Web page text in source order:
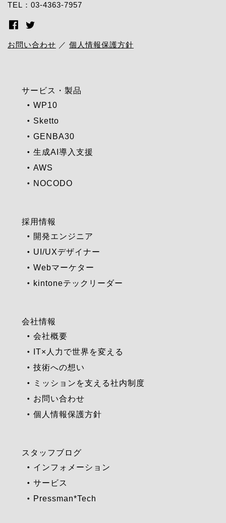
TEL：03-4363-7957
お問い合わせ ／ 個人情報保護方針
サービス・製品
WP10
Sketto
GENBA30
生成AI導入支援
AWS
NOCODO
採用情報
開発エンジニア
UI/UXデザイナー
Webマーケター
kintoneテックリーダー
会社情報
会社概要
IT×人力で世界を変える
技術への想い
ミッションを支える社内制度
お問い合わせ
個人情報保護方針
スタッフブログ
インフォメーション
サービス
Pressman*Tech